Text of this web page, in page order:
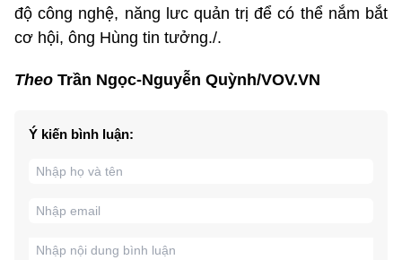
độ công nghệ, năng lưc quản trị để có thể nắm bắt
cơ hội, ông Hùng tin tưởng./.
Theo Trần Ngọc-Nguyễn Quỳnh/VOV.VN
Ý kiến bình luận: